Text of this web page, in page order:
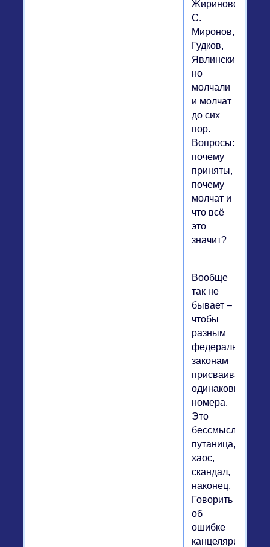
Жириновский,
С.
Миронов,
Гудков,
Явлинский,
но
молчали
и молчат
до сих
пор.
Вопросы:
почему
приняты,
почему
молчат и
что всё
это
значит?
Вообще
так не
бывает –
чтобы
разным
федеральным
законам
присваивали
одинаковые
номера.
Это
бессмыслица,
путаница,
хаос,
скандал,
наконец.
Говорить
об
ошибке
канцелярии